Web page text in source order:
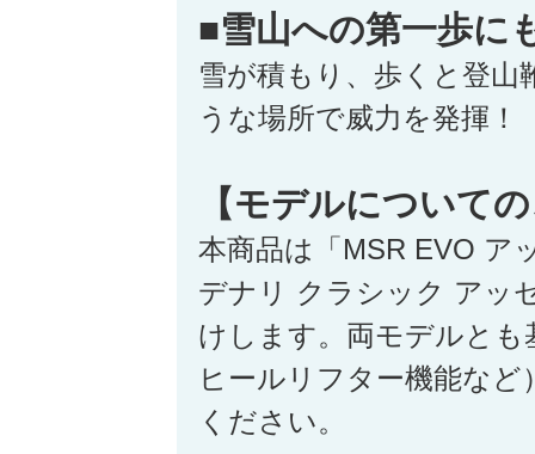
■雪山への第一歩に
雪が積もり、歩くと登
うな場所で威力を発揮！
【モデルについて
本商品は「MSR EVO ア
デナリ クラシック アッ
けします。両モデルと
ヒールリフター機能な
ください。